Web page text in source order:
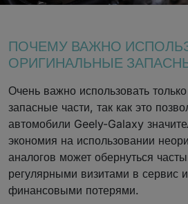
ПОЧЕМУ ВАЖНО
ОРИГИНАЛЬНЫЕ
Очень важно использовать
запасные части, так как это
автомобили Geely-Galaxy
экономия на использовании
аналогов может обернуться
регулярными визитами в сервис
финансовыми потерями.